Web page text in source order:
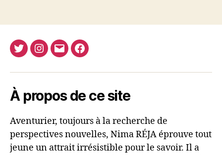
TwitterInstagram
E-
Facebook
À propos de ce site
Aventurier, toujours à la recherche de
perspectives nouvelles, Nima RÉJA éprouve tout
jeune un attrait irrésistible pour le savoir. Il a